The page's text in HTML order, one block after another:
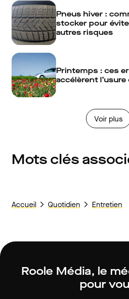
Pneus hiver :
stocker pour
autres risques
Printemps : ces
accélèrent
Voir plus
Mots clés
Accueil Quotidien Entretien
Roole Média, le
pour